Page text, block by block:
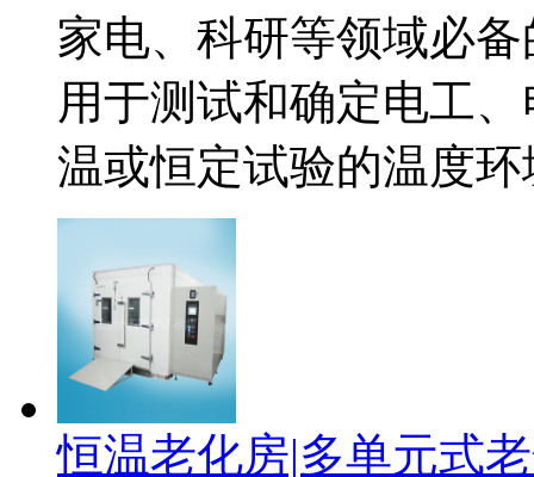
家电、科研等领域必
用于测试和确定电工
温或恒定试验的温度
恒温老化房|多单元式